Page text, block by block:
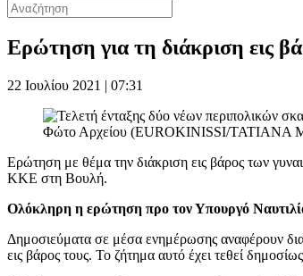
Ερώτηση για τη διάκριση εις
22 Ιουλίου 2021 | 07:31
Φώτο Αρχείου (EUROKINISSI/
Ερώτηση με θέμα την διάκριση εις βάρος των
ΚΚΕ στη Βουλή.
Ολόκληρη η ερώτηση προ τον Υπουργό
Δημοσιεύματα σε μέσα ενημέρωσης αναφέρουν
εις βάρος τους. Το ζήτημα αυτό έχει τεθεί